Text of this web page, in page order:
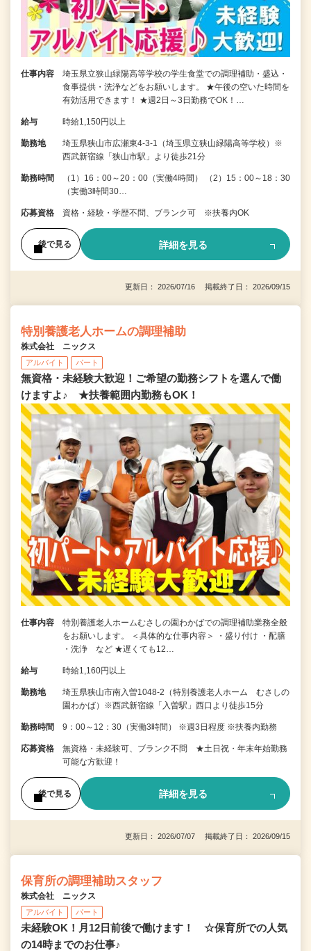
仕事内容
埼玉県立狭山緑陽高等学校の学生食堂での調理補助・盛込・
食事提供・洗浄などをお願いします。 ★午後の空いた時間を
有効活用できます！ ★週2日～3日勤務でOK！…
給与 時給1,150円以上
勤務地
埼玉県狭山市広瀬東4-3-1（埼玉県立狭山緑陽高等学校）※
西武新宿線「狭山市駅」より徒歩21分
勤務時間
（1）16：00～20：00（実働4時間） （2）15：00～18：30
（実働3時間30…
応募資格 資格・経験・学歴不問、ブランク可 ※扶養内OK
後で見る 詳細を見る
更新日： 2026/07/16 掲載終了日： 2026/09/15
特別養護老人ホームの調理補助
株式会社 ニックス
アルバイト パート
無資格・未経験大歓迎！ご希望の勤務シフトを選んで働
けますよ♪ ★扶養範囲内勤務もOK！
仕事内容
特別養護老人ホームむさしの園わかばでの調理補助業務全般
をお願いします。 ＜具体的な仕事内容＞ ・盛り付け ・配膳
・洗浄 など ★遅くても12…
給与 時給1,160円以上
勤務地
埼玉県狭山市南入曽1048-2（特別養護老人ホーム むさしの
園わかば）※西武新宿線「入曽駅」西口より徒歩15分
勤務時間 9：00～12：30（実働3時間） ※週3日程度 ※扶養内勤務
応募資格
無資格・未経験可、ブランク不問 ★土日祝・年末年始勤務
可能な方歓迎！
後で見る 詳細を見る
更新日： 2026/07/07 掲載終了日： 2026/09/15
保育所の調理補助スタッフ
株式会社 ニックス
アルバイト パート
未経験OK！月12日前後で働けます！ ☆保育所での人気
の14時までのお仕事♪